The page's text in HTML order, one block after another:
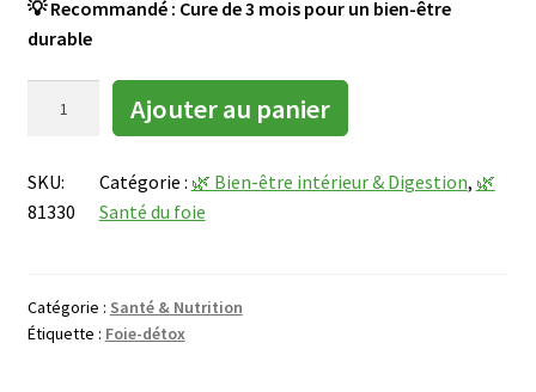
a
p
r
a
i
e
d
💡 Recommandé : Cure de 3 mois pour un bien-être
durable
n
t
é
d
Ajouter au panier
SKU:
81330
Catégorie : 🌿 Bien-être intérieur & Digestion, 🌿
Santé du foie
Catégorie : Santé & Nutrition
Étiquette : Foie-détox